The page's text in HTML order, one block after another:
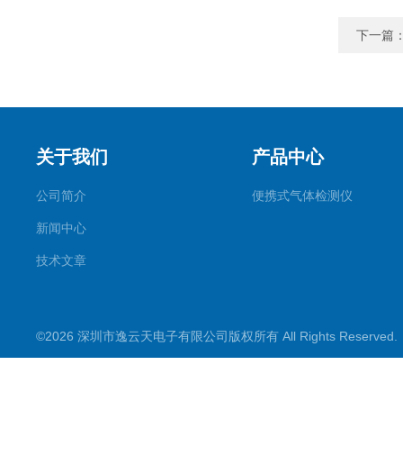
下一篇
关于我们
公司简介
新闻中心
技术文章
产品中心
便携式气体检测仪
©2026 深圳市逸云天电子有限公司版权所有 All Rights